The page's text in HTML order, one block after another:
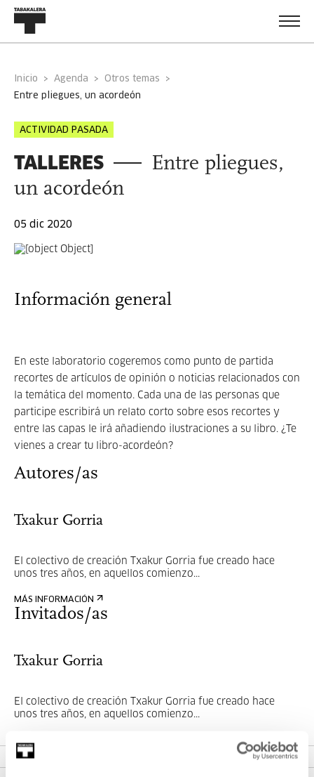
Inicio Agenda
Otros temas
entre pliegues, un acordeón
ACTIVIDAD PASADA
TALLERES
Entre pliegues,
un acordeón
05 dic 2020
Información general
En este laboratorio cogeremos como punto de partida
recortes de artículos de opinión o noticias relacionados con
la temática del momento. Cada una de las personas que
participe escribirá un relato corto sobre esos recortes y
entre las capas le irá añadiendo ilustraciones a su libro. ¿Te
vienes a crear tu libro-acordeón?
Autores/as
Txakur Gorria
El colectivo de creación Txakur Gorria fue creado hace
unos tres años, en aquellos comienzo...
MÁS INFORMACIÓN
Invitados/as
Txakur Gorria
El colectivo de creación Txakur Gorria fue creado hace
unos tres años, en aquellos comienzo...